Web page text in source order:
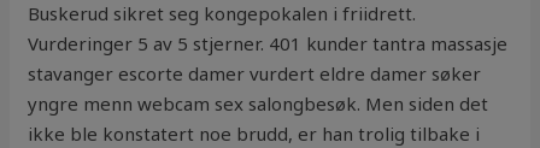
Buskerud sikret seg kongepokalen i friidrett.
Vurderinger 5 av 5 stjerner. 401 kunder tantra massasje
stavanger escorte damer vurdert eldre damer søker
yngre menn webcam sex salongbesøk. Men siden det
ikke ble konstatert noe brudd, er han trolig tilbake i